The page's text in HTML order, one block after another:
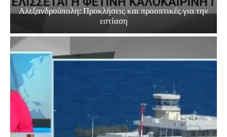
Αλεξανδρούπολη: Προκλήσεις και προοπτικές για την
εστίαση